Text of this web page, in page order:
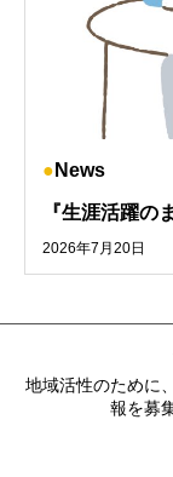
News
『生涯活躍の
2026年7月20日
地域活性のために
報を募